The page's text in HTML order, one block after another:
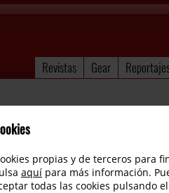
Revistas Gear
propias y de terceros para
aquí para más información.
todas las cookies pulsando